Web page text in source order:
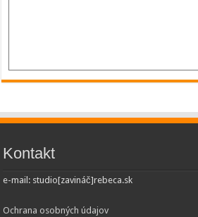
Kontakt
e-mail: studio[zavináč]rebeca.sk
Ochrana osobných údajov